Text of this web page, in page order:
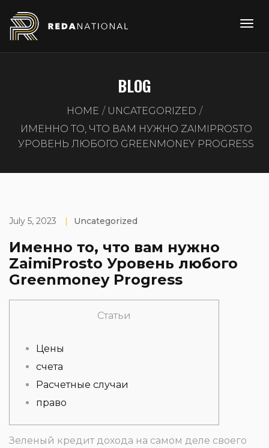
BLOG
HOME
UNCATEGORIZED
ИМЕННО ТО, ЧТО ВАМ НУЖНО ZAIMIPROSTO
УРОВЕНЬ ЛЮБОГО GREENMONEY PROGRESS
July 5, 2023 | Uncategorized
Именно то, что вам нужно
ZaimiProsto Уровень любого
Greenmoney Progress
Статьи
Цены
счета
Расчетные случаи
право
Зеленый кредит дохода на самом деле своего